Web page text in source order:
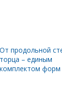
От продольной
торца – единым
комплектом форм